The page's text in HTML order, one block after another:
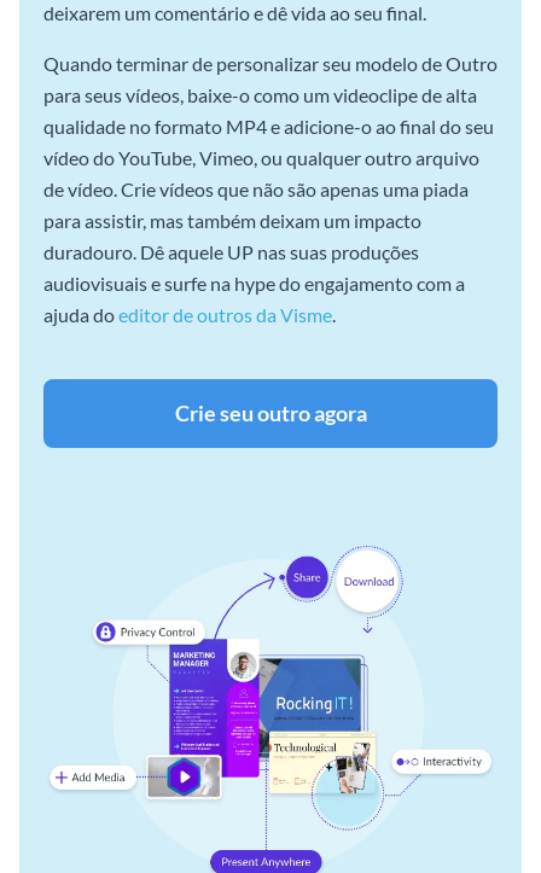
deixarem um comentário e dê vida ao seu final.
Quando terminar de personalizar seu modelo de Outro
para seus vídeos, baixe-o como um videoclipe de alta
qualidade no formato MP4 e adicione-o ao final do seu
vídeo do YouTube, Vimeo, ou qualquer outro arquivo
de vídeo. Crie vídeos que não são apenas uma piada
para assistir, mas também deixam um impacto
duradouro. Dê aquele UP nas suas produções
audiovisuais e surfe na hype do engajamento com a
ajuda doeditor de outros da Visme.
Crie seu outro agora